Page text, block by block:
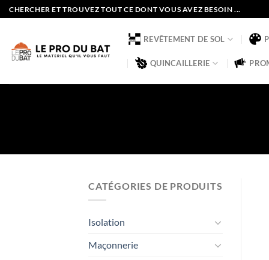
Passer
au
CHERCHER ET TROUVEZ TOUT CE DONT VOUS AVEZ BESOIN ...
REVÊTEMENT DE SOL
QUINCAILLERIE
CATÉGORIES DE PRODUITS
Isolation
Maçonnerie